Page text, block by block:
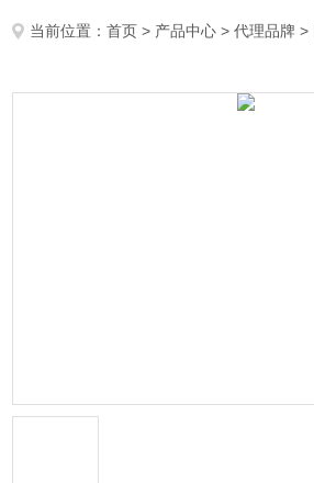
当前位置：首页 > 产品中心 >代理品牌 >